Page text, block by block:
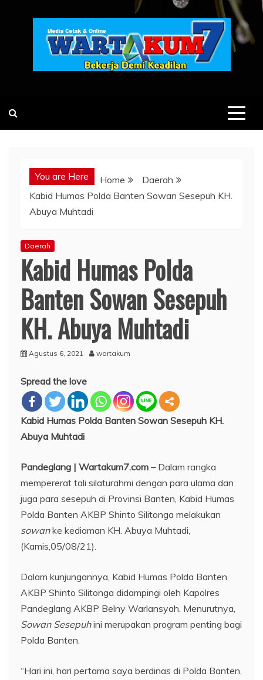
You are Here Home
Daerah
Kabid Humas Polda Banten Sowan Sesepuh KH.
Abuya Muhtadi
Daerah
Kabid Humas Polda
Banten Sowan Sesepuh
KH. Abuya Muhtadi
Agustus 6, 2021 wartakum
Spread the love
Kabid Humas Polda Banten Sowan Sesepuh KH.
Abuya Muhtadi
Pandeglang | Wartakum7.com –Dalam rangka
mempererat tali silaturahmi dengan para ulama dan
juga para sesepuh di Provinsi Banten, Kabid Humas
Polda Banten AKBP Shinto Silitonga melakukan
sowanke kediaman KH. Abuya Muhtadi,
(Kamis,05/08/21).
Dalam kunjungannya, Kabid Humas Polda Banten
AKBP Shinto Silitonga didampingi oleh Kapolres
Pandeglang AKBP Belny Warlansyah. Menurutnya,
Sowan Sesepuhini merupakan program penting bagi
Polda Banten.
“Hari ini, hari pertama saya berdinas di Polda Banten,